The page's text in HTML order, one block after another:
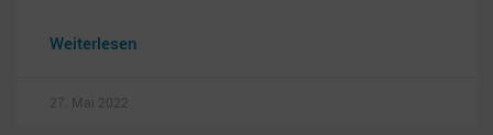
Weiterlesen
27. Mai 2022